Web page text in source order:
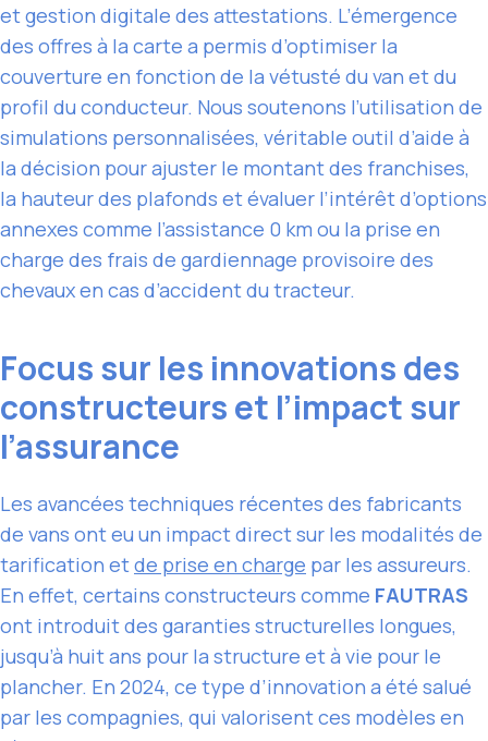
et gestion digitale des attestations. L’émergence
des offres à la carte a permis d’optimiser la
couverture en fonction de la vétusté du van et du
profil du conducteur. Nous soutenons l’utilisation de
simulations personnalisées, véritable outil d’aide à
la décision pour ajuster le montant des franchises,
la hauteur des plafonds et évaluer l’intérêt d’options
annexes comme l’assistance 0 km ou la prise en
charge des frais de gardiennage provisoire des
chevaux en cas d’accident du tracteur.
Focus sur les innovations des
constructeurs et l’impact sur
l’assurance
Les avancées techniques récentes des fabricants
de vans ont eu un impact direct sur les modalités de
tarification etde prise en charge par les assureurs.
En effet, certains constructeurs comme FAUTRAS
ont introduit des garanties structurelles longues,
jusqu’à huit ans pour la structure et à vie pour le
plancher. En 2024, ce type d’innovation a été salué
par les compagnies, qui valorisent ces modèles en